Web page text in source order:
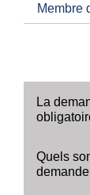
Membre
La
Quels